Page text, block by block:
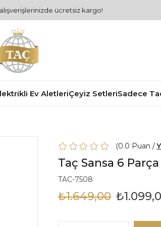
ücretsiz kargo!
Ev AletleriÇeyiz SetleriSadece
0.0
Taç Sansa 6
TAC-7508
₺1.649,00